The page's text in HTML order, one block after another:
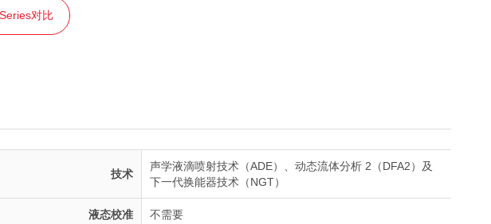
对比
技术
声学液滴喷射技术（ADE）、动态流体分析 2（DFA2）及
下一代换能器技术（NGT）
液态校准 不需要